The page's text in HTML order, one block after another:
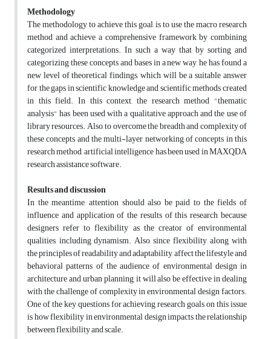
Methodology
The methodology to achieve this goal is to use the macro research
method and achieve a comprehensive framework by combining
categorized interpretations. In such a way that by sorting and
categorizing these concepts and bases in a new way, he has found a
new level of theoretical findings, which will be a suitable answer
for the gaps in scientific knowledge and scientific methods created
in this field. In this context, the research method "thematic
analysis" has been used with a qualitative approach and the use of
library resources. Also, to overcome the breadth and complexity of
these concepts and the multi-layer networking of concepts in this
research method, artificial intelligence has been used in MAXQDA
research assistance software.
Results and discussion
In the meantime, attention should also be paid to the fields of
influence and application of the results of this research because
designers refer to flexibility as the creator of environmental
qualities, including dynamism. Also, since flexibility, along with
the principles of readability and adaptability, affect the lifestyle and
behavioral patterns of the audience of environmental design in
architecture and urban planning, it will also be effective in dealing
with the challenge of complexity in environmental design factors.
One of the key questions for achieving research goals on this issue
is how flexibility in environmental design impacts the relationship
between flexibility and scale.